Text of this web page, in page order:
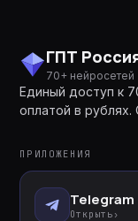
ГПТ
70+ нейросетей
Единый доступ к
оплатой в рублях.
ПРИЛОЖЕНИЯ
Telegram
Открыть ›